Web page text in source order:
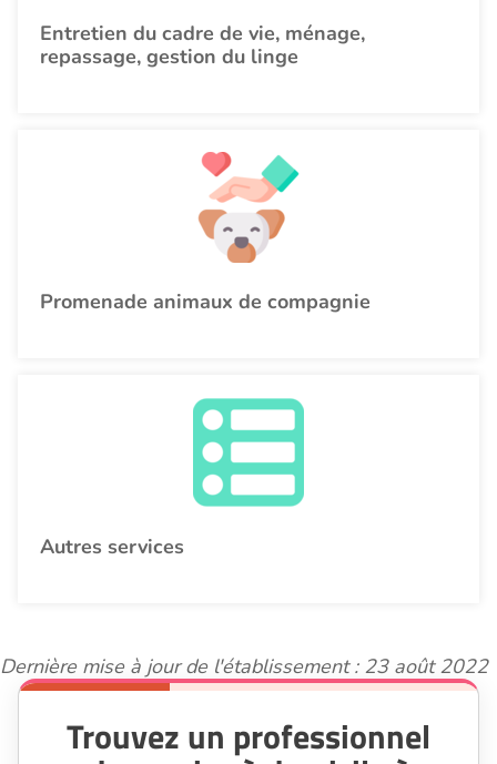
Entretien du cadre de vie, ménage,
repassage, gestion du linge
Promenade animaux de compagnie
Autres services
Dernière mise à jour de l'établissement : 23 août 2022
Trouvez un professionnel